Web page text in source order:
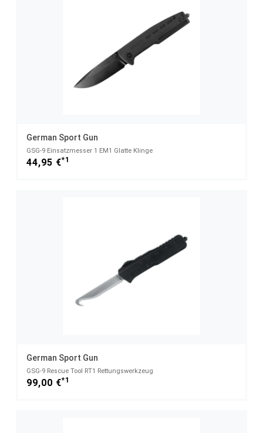
German Sport Gun
GSG-9 Einsatzmesser 1 EM1 Glatte Klinge
44,95 €*1
German Sport Gun
GSG-9 Rescue Tool RT1 Rettungswerkzeug
99,00 €*1